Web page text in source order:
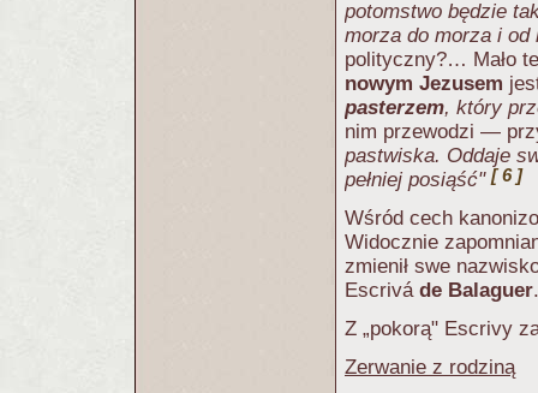
potomstwo będzie
morza do morza i
polityczny?… Mało
nowym Jezusem
pasterzem, który
nim przewodzi —
pastwiska. Oddaje
pełniej posiąść"[ 6 ]
Wśród cech
Widocznie
zmienił swe
Escrivá de Balaguer
Z „pokorą" Escrivy
Zerwanie z rodziną